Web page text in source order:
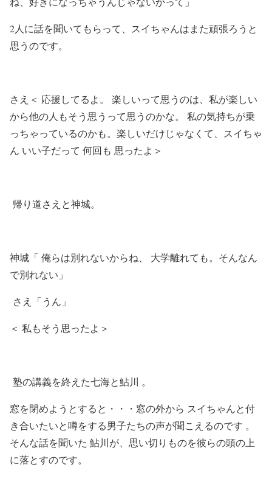
2人に話を聞いてもらって、スイちゃんはまた頑張ろうと
思うのです。
さえ＜ 応援してるよ。 楽しいって思うのは、私が楽しい
から他の人もそう思うって思うのかな。 私の気持ちが乗
っちゃっているのかも。楽しいだけじゃなくて、スイちゃ
ん いい子だって 何回も 思ったよ＞
帰り道さえと神城。
神城「 俺らは別れないからね、 大学離れても。そんなん
で別れない」
さえ「うん」
＜ 私もそう思ったよ＞
塾の講義を終えた七海と鮎川 。
窓を閉めようとすると・・・窓の外から スイちゃんと付
き合いたいと噂をする男子たちの声が聞こえるのです 。
そんな話を聞いた 鮎川が、思い切りものを彼らの頭の上
に落とすのです。